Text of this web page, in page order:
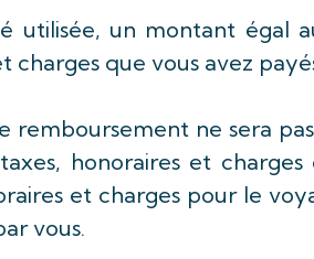
utilisée, un montant égal
charges que vous avez
remboursement ne sera
honoraires et charges
et charges pour le
vous.